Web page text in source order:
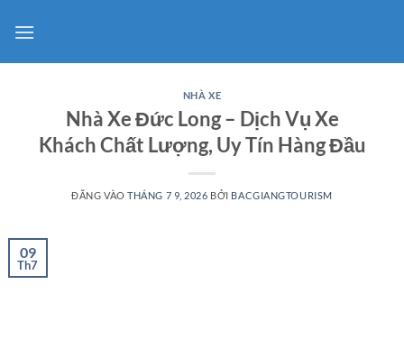
qua
NHÀ XE
Nhà Xe Đức Long – Dịch Vụ Xe
Khách Chất Lượng, Uy Tín Hàng Đầu
ĐĂNG VÀOTHÁNG 7 9, 2026 BỞI BACGIANGTOURISM
09
Th7